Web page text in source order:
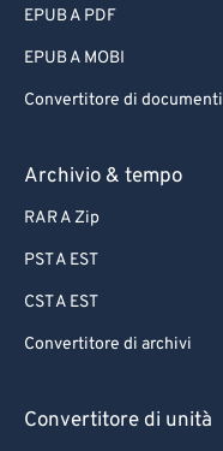
EPUB A PDF
EPUB A MOBI
Convertitore di documenti
Archivio & tempo
RAR A Zip
PST A EST
CST A EST
Convertitore di archivi
Convertitore di unità